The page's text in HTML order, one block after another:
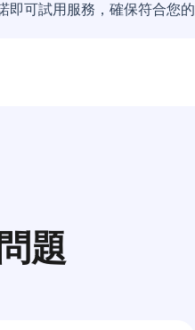
即可試用服務，確保符合您的
題